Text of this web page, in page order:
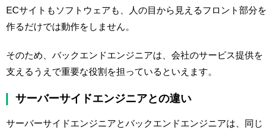
ECサイトもソフトウェアも、人の目から見えるフロント部分を
作るだけでは動作をしません。
そのため、バックエンドエンジニアは、会社のサービス提供を
支えるうえで重要な役割を担っているといえます。
サーバーサイドエンジニアとの違い
サーバーサイドエンジニアとバックエンドエンジニアは、同じ